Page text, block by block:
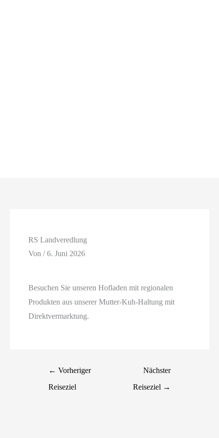
RS Landveredlung
Von/6. Juni 2026
Besuchen Sie unseren Hofladen mit regionalen
Produkten aus unserer Mutter-Kuh-Haltung mit
Direktvermarktung.
← Vorheriger
Reiseziel
Nächster
Reiseziel →